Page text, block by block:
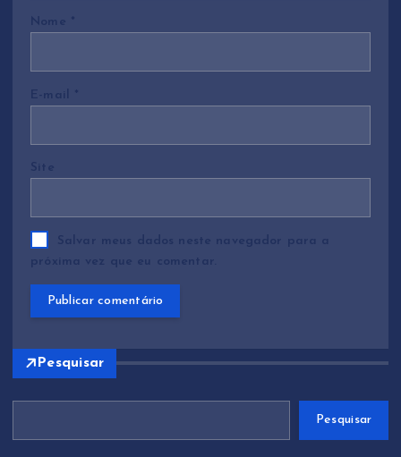
P
s
t
Nome *
E-mail *
Site
Salvar meus dados neste navegador para a
próxima vez que eu comentar.
Pesquisar
Pesquisar